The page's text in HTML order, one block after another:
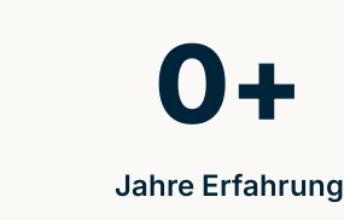
Jahre Erfahrung
0+